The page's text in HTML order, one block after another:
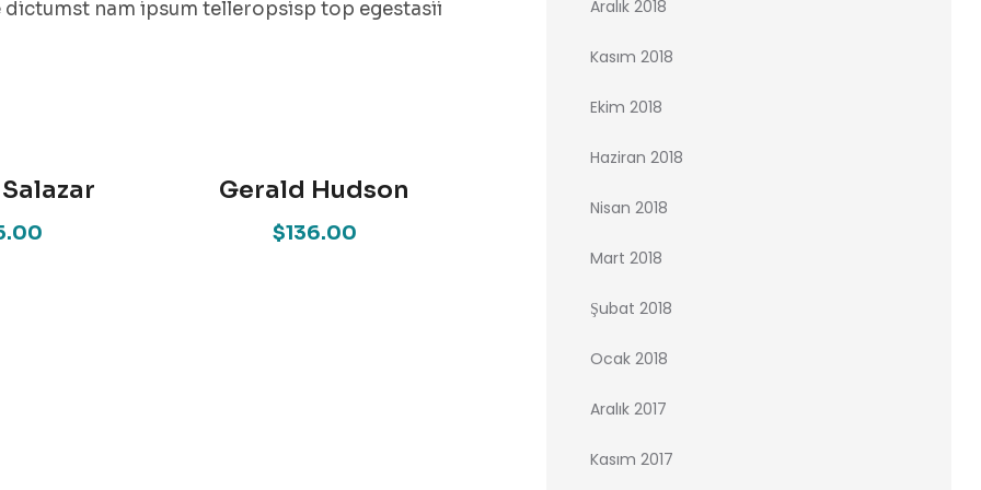
nam ipsum telleropsisp top egestasii
Gerald Hudson
$136.00
Aralık 2018
Kasım 2018
Ekim 2018
Haziran 2018
Nisan 2018
Mart 2018
Şubat 2018
Ocak 2018
Aralık 2017
Kasım 2017